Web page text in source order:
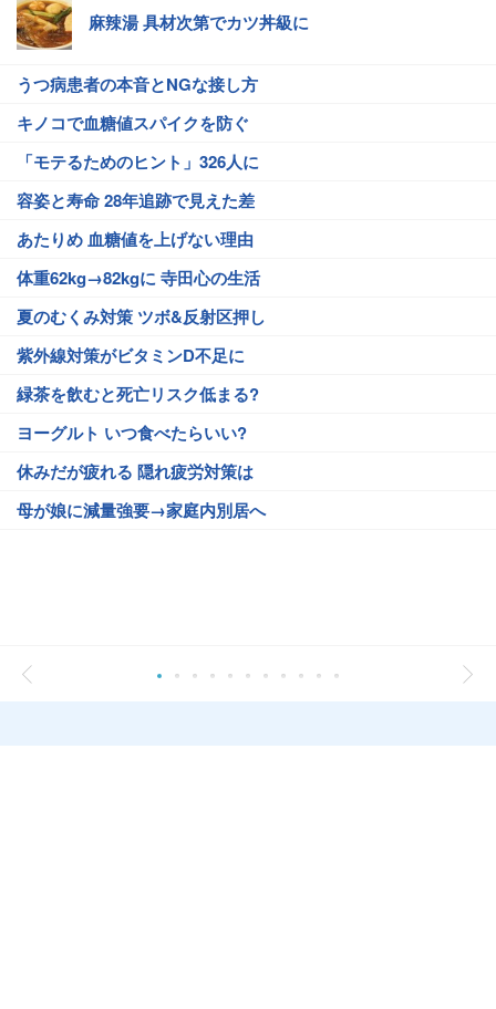
麻辣湯 具材次第でカツ丼級に
うつ病患者の本音とNGな接し方
キノコで血糖値スパイクを防ぐ
「モテるためのヒント」326人に
容姿と寿命 28年追跡で見えた差
あたりめ 血糖値を上げない理由
体重62kg→82kgに 寺田心の生活
夏のむくみ対策 ツボ&反射区押し
紫外線対策がビタミンD不足に
緑茶を飲むと死亡リスク低まる?
ヨーグルト いつ食べたらいい?
休みだが疲れる 隠れ疲労対策は
母が娘に減量強要→家庭内別居へ